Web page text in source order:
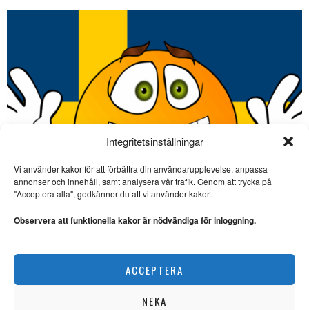
Integritetsinställningar
Vi använder kakor för att förbättra din användarupplevelse, anpassa
annonser och innehåll, samt analysera vår trafik. Genom att trycka på
"Acceptera alla", godkänner du att vi använder kakor.
Observera att funktionella kakor är nödvändiga för inloggning.
ACCEPTERA
NEKA
Dagsvers om kvittningssystemet
SE ÄVEN
polisroman är action i
ultrarapid
TV. David Attenborough fyller